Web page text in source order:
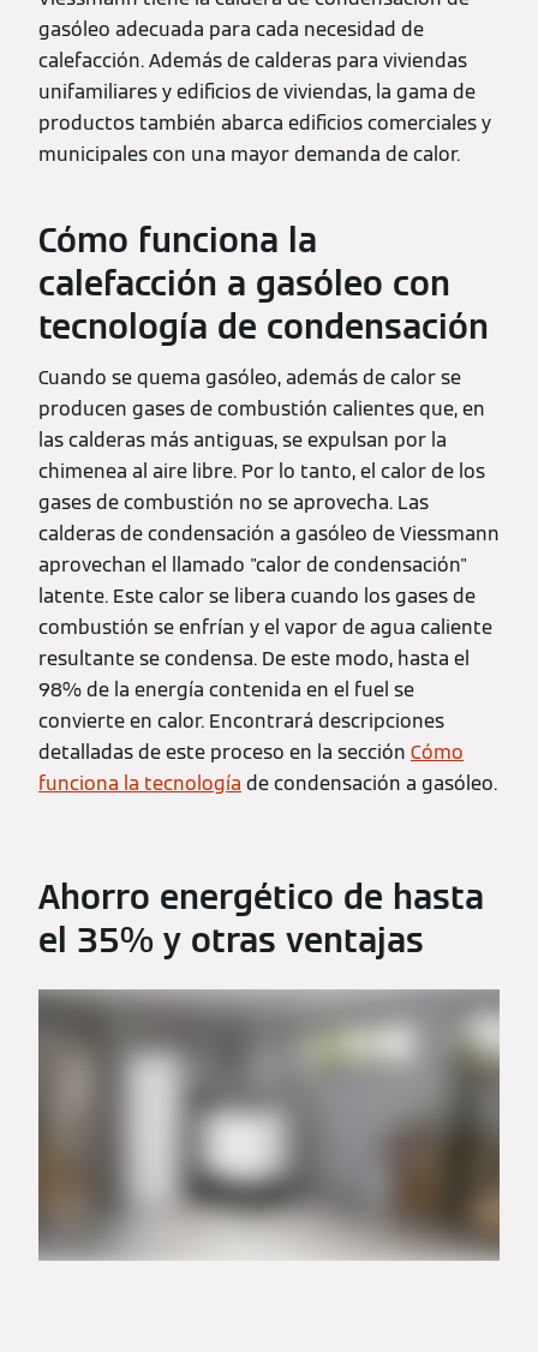
gasóleo adecuada para cada necesidad de
calefacción. Además de calderas para viviendas
unifamiliares y edificios de viviendas, la gama de
productos también abarca edificios comerciales y
municipales con una mayor demanda de calor.
Cómo funciona la
calefacción a gasóleo con
tecnología de condensación
Cuando se quema gasóleo, además de calor se
producen gases de combustión calientes que, en
las calderas más antiguas, se expulsan por la
chimenea al aire libre. Por lo tanto, el calor de los
gases de combustión no se aprovecha. Las
calderas de condensación a gasóleo de Viessmann
aprovechan el llamado "calor de condensación"
latente. Este calor se libera cuando los gases de
combustión se enfrían y el vapor de agua caliente
resultante se condensa. De este modo, hasta el
98% de la energía contenida en el fuel se
convierte en calor. Encontrará descripciones
detalladas de este proceso en la sección Cómo
funciona la tecnología de condensación a gasóleo.
Ahorro energético de hasta
el 35% y otras ventajas